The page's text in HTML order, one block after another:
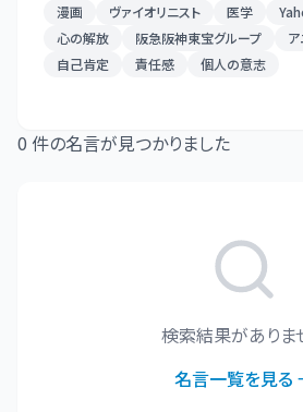
漫画
ヴァイオリニスト 医学
心の解放
阪急阪神東宝グループ
ア
自己肯定
責任感 個人の意志
0 件の名言が見つかりました
検索結果がありま
名言一覧を見